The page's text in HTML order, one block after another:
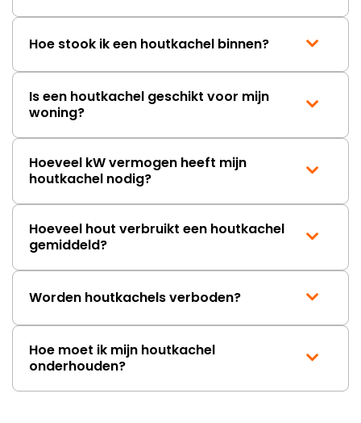
Hoe stook ik een houtkachel binnen?
Is een houtkachel geschikt voor mijn
woning?
Hoeveel kW vermogen heeft mijn
houtkachel nodig?
Hoeveel hout verbruikt een houtkachel
gemiddeld?
Worden houtkachels verboden?
Hoe moet ik mijn houtkachel
onderhouden?